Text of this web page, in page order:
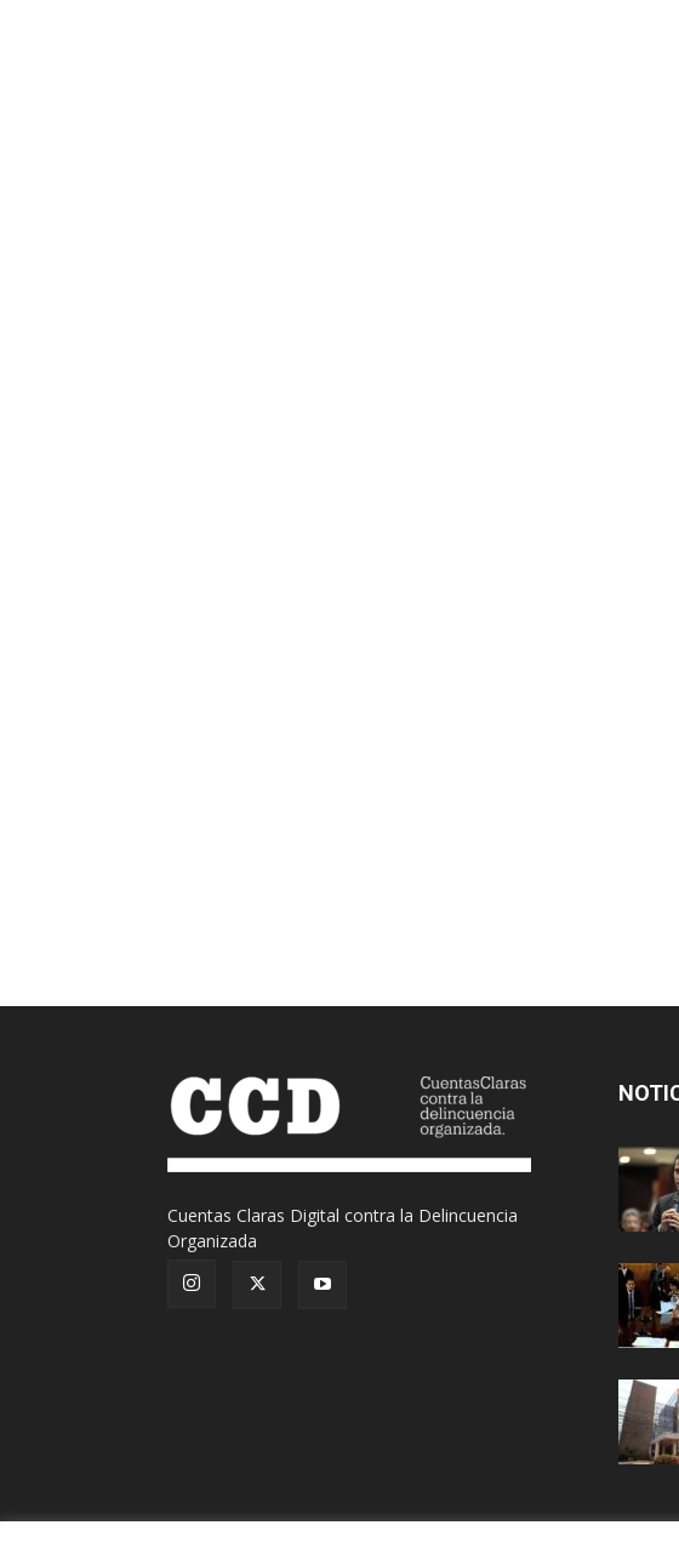
Cuentas Claras Digital contra la Delincuencia
Organizada